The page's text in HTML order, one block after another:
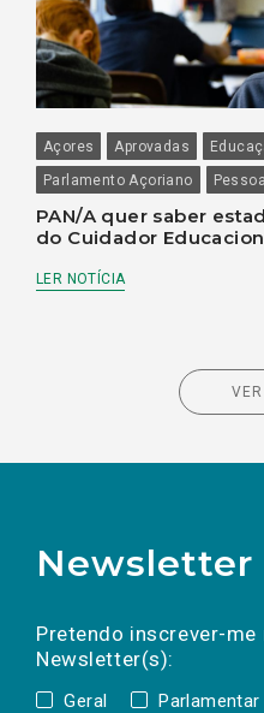
Açores Aprovadas
Parlamento Açoriano
PAN/A quer saber
do Cuidador
LER NOTÍCIA
Newsletter
Pretendo inscrever-
Newsletter(s):
Geral Parlamentar
a(s) newsletter(s).
mail